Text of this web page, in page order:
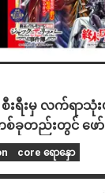
စီးရီးမှ လက်ရာသုံ
ခုတည်းတွင် ဖော်
က်တင်ဘာလထုတ်
လ ၂၄ ရက်နေ့တွင်
core ရောနှော